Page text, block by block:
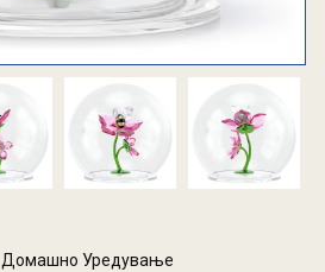
Домашно Уредување